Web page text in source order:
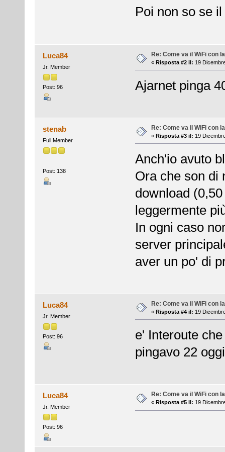
Poi non so se
Luca84
Jr. Member
Post: 96
Re: Come va il WiFi con
« Risposta #2 il: 19
Ajarnet pinga
stenab
Full Member
Post: 138
Re: Come va il WiFi con
« Risposta #3 il: 19
Anch'io avuto
Ora che son di
download
leggermente
In ogni caso
server
aver un po' di
Luca84
Jr. Member
Post: 96
Re: Come va il WiFi con
« Risposta #4 il: 19
e' Interoute
pingavo 22
Luca84
Jr. Member
Post: 96
Re: Come va il WiFi con
« Risposta #5 il: 19